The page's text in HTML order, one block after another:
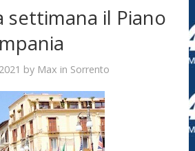
settimana il Piano
by Max in Sorrento